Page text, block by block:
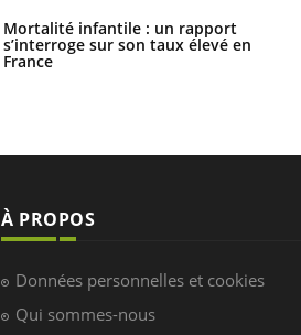
Mortalité infantile : un rapport
s’interroge sur son taux élevé en
France
À PROPOS
Données personnelles et cookies
Qui sommes-nous